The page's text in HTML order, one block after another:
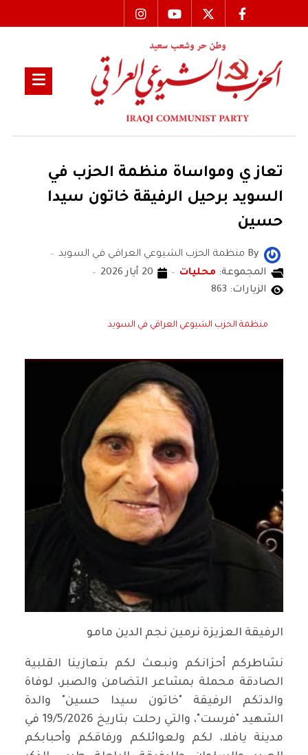
تعاز ي ومواساة منظمة الحزب في
السويد برحيل الرفيقة خاتون سيدا
حسين
By منظمة الحزب الشيوعي العراقي في السويد
المجموعة: محليات
20 أيار 2026
الزيارات: 863
منظمة الحزب الشيوعي العراقي في السويد
الرفيقة العزيزة نرمين نجم الدين مامو
نشاطركم أحزانكم ونبعث لكم بتعازينا القلبية
الصادقة محملة بمشاعر التضامن والصبر، لوفاة
والدتكم الرفيقة "خاتون سيدا حسين" والدة
الشهيد "فرست"، والتي رحلت بتاريخ 19/5/2026 في
مدينة يافلا، لكم ولعوائلكم ورفاقكم وأحبابكم